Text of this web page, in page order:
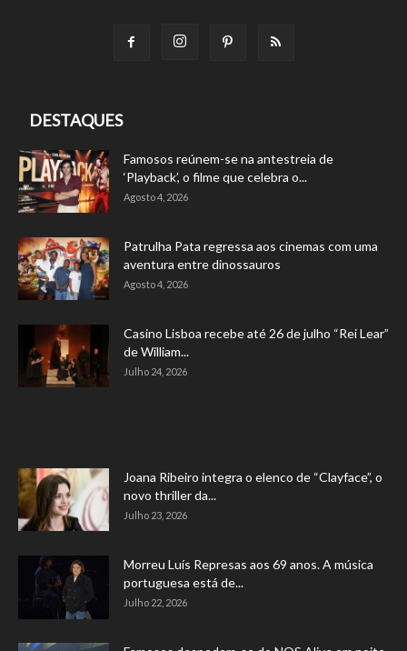
DESTAQUES
Famosos reúnem-se na antestreia de
‘Playback’, o filme que celebra o...
Agosto 4, 2026
Patrulha Pata regressa aos cinemas com uma
aventura entre dinossauros
Agosto 4, 2026
Casino Lisboa recebe até 26 de julho “Rei Lear”
de William...
Julho 24, 2026
Joana Ribeiro integra o elenco de “Clayface”, o
novo thriller da...
Julho 23, 2026
Morreu Luís Represas aos 69 anos. A música
portuguesa está de...
Julho 22, 2026